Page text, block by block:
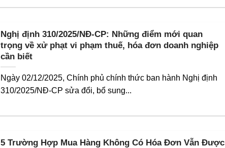
Nghị định 310/2025/NĐ-CP: Những điểm mới quan
trọng về xử phạt vi phạm thuế, hóa đơn doanh nghiệp
cần biết
Ngày 02/12/2025, Chính phủ chính thức ban hành Nghị định
310/2025/NĐ-CP sửa đổi, bổ sung...
5 Trường Hợp Mua Hàng Không Có Hóa Đơn Vẫn Được